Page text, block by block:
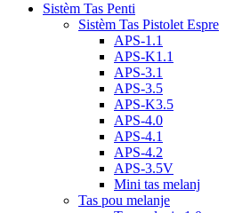
Sistèm Tas Penti
Sistèm Tas Pistolet Espre
APS-1.1
APS-K1.1
APS-3.1
APS-3.5
APS-K3.5
APS-4.0
APS-4.1
APS-4.2
APS-3.5V
Mini tas melanj
Tas pou melanje